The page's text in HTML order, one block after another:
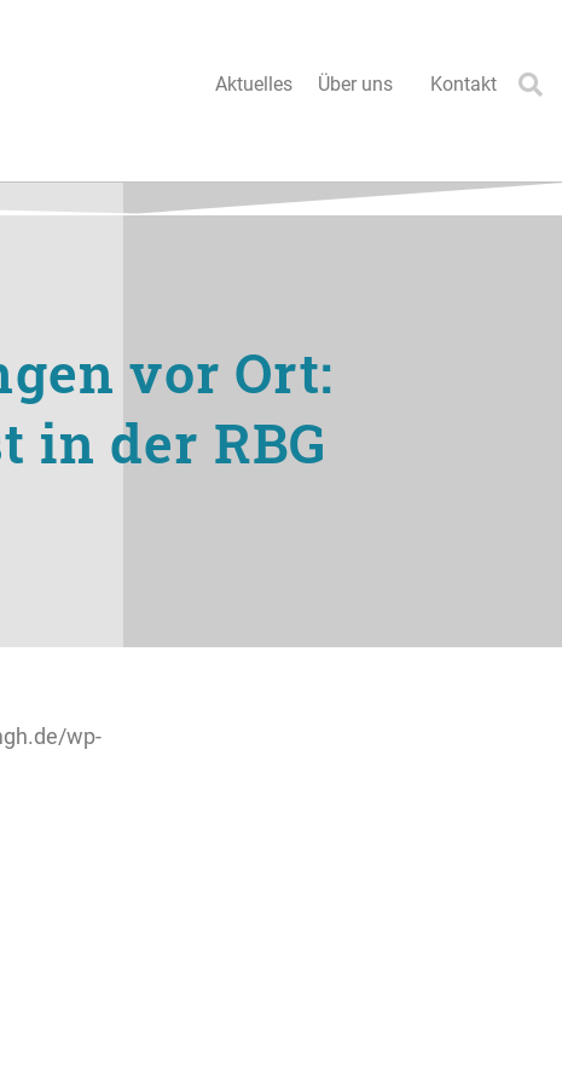
Aktuelles Über uns Kontakt
vor Ort:
in der RBG
wp-